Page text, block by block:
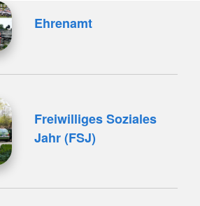
Ehrenamt
Freiwilliges Soziales
Jahr (FSJ)